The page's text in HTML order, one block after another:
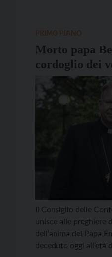
Morto papa
cordoglio dei
Il Consiglio delle
unisce alle preghiere
dell’anima del Papa
deceduto oggi all’età